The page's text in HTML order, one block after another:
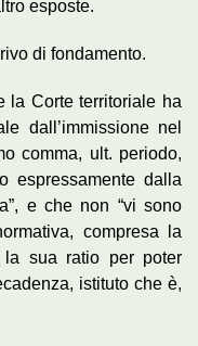
esposte.
di fondamento.
la Corte territoriale ha
dall’immissione nel
comma, ult. periodo,
espressamente dalla
e che non “vi sono
compresa la
la sua ratio per poter
istituto che è,